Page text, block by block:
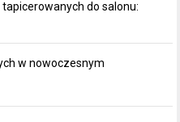
do salonu:
w nowoczesnym